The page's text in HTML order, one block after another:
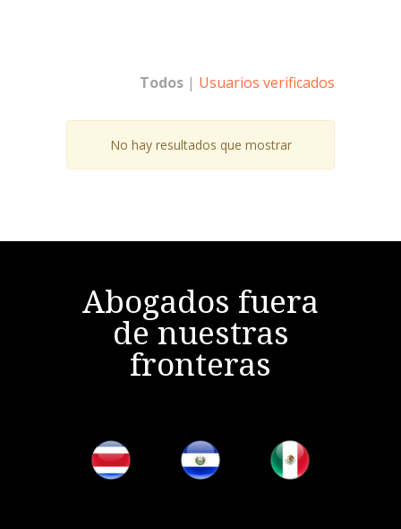
Todos | Usuarios verificados
No hay resultados que mostrar
Abogados fuera
de nuestras
fronteras